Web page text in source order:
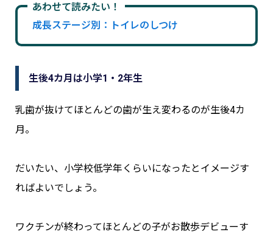
あわせて読みたい！
成長ステージ別：トイレのしつけ
生後4カ月は小学1・2年生
乳歯が抜けてほとんどの歯が生え変わるのが生後4カ
月。
だいたい、小学校低学年くらいになったとイメージす
ればよいでしょう。
ワクチンが終わってほとんどの子がお散歩デビューす